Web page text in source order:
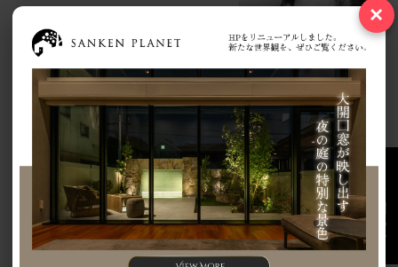
お問い合わせ
職種
庭づくりへ思い
現場をひとつひとつ大切にして、臨機応変に対応しながら施工しています。
これからも職人と一緒に力を合わせて、お客様にご満足いただけるものを作
っていきます。
角倉 崚太
×